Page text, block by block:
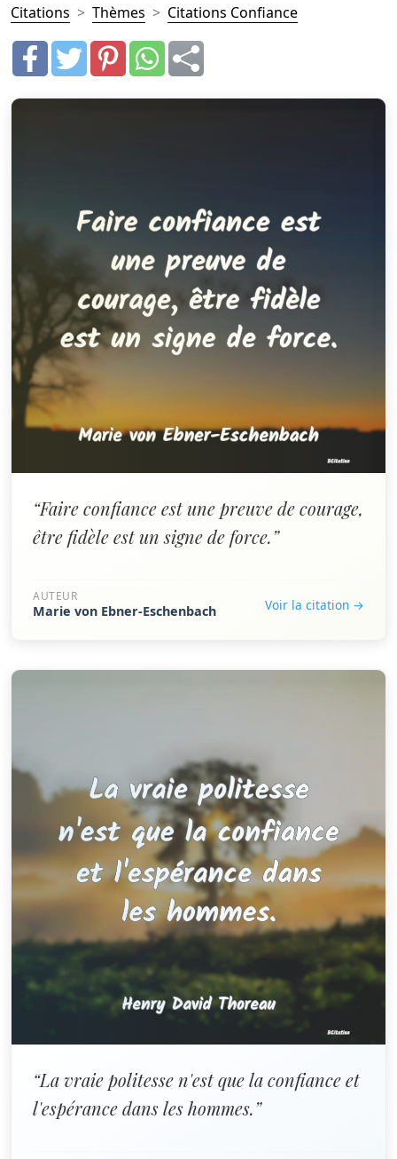
Citations Thèmes Citations Confiance
“Faire confiance est une preuve de courage,
être fidèle est un signe de force.”
AUTEUR
Marie von Ebner-Eschenbach Voir la citation →
“La vraie politesse n'est que la confiance et
l'espérance dans les hommes.”